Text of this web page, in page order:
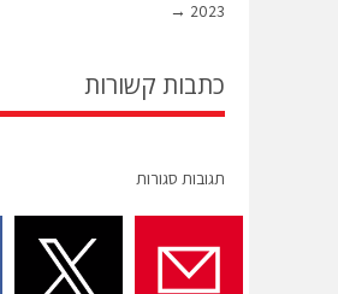
2023
→
כתבות קשורות
תגובות סגורות